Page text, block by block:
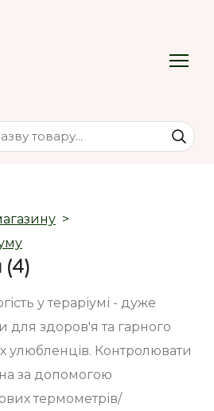
у тераріумі - дуже
для здоров'я та гарного
улюбленців. Контролювати
за допомогою
термометрів/